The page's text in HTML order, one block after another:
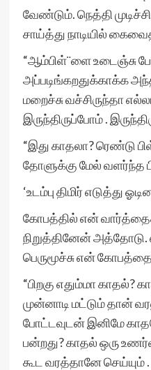
வேண்டும். நெத்தி
சாய்த்து நாடியில்
“ஆம்பிள்¨ளை உடைஞ்சு
அப்படிங்கறதுக்காக்க
மறைச்சு வச்சிருந்தா
இருந்திருப்போம் .
“இது காதலா? ரெண்டு
தோளுக்கு மேல் வளர்ந்த
‘உடம்பு திமிர் எடுத்து
கோபத்தில் என்
நிறுத்தினேன் அத்தோடு.
பெருமூச்சு என்
“பிறகு எதும்மா
முன்னாடி மட்டும் தான்
போட்டவுடன் இனிமே
பன்றது? காதல் ஒரு
கூட வரத்தானே செய்யும்